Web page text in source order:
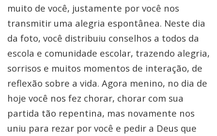
muito de você, justamente por você nos
transmitir uma alegria espontânea. Neste dia
da foto, você distribuiu conselhos a todos da
escola e comunidade escolar, trazendo alegria,
sorrisos e muitos momentos de interação, de
reflexão sobre a vida. Agora menino, no dia de
hoje você nos fez chorar, chorar com sua
partida tão repentina, mas novamente nos
uniu para rezar por você e pedir a Deus que